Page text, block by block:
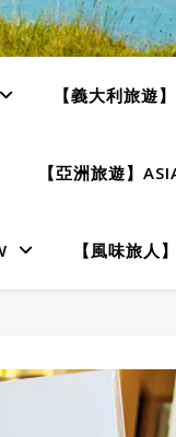
【義大利旅遊
【亞洲旅遊】
【風味旅人